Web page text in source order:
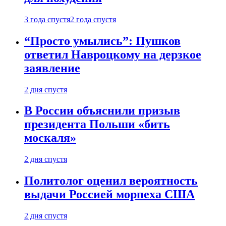
3 года спустя2 года спустя
“Просто умылись”: Пушков
ответил Навроцкому на дерзкое
заявление
2 дня спустя
В России объяснили призыв
президента Польши «бить
москаля»
2 дня спустя
Политолог оценил вероятность
выдачи Россией морпеха США
2 дня спустя